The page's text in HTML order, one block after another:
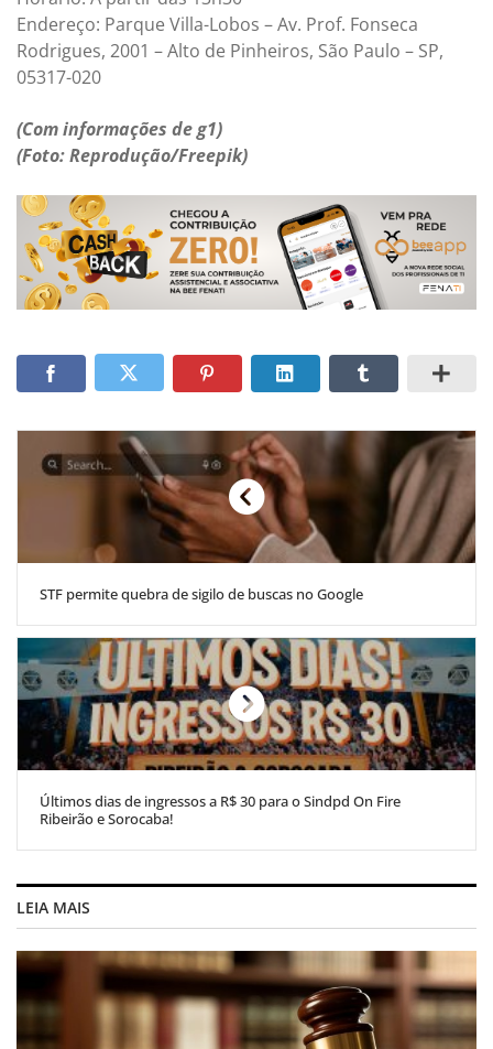
Endereço: Parque Villa-Lobos – Av. Prof. Fonseca
Rodrigues, 2001 – Alto de Pinheiros, São Paulo – SP,
05317-020
(Com informações de g1)
(Foto: Reprodução/Freepik)
STF permite quebra de sigilo de buscas no Google
Últimos dias de ingressos a R$ 30 para o Sindpd On Fire
Ribeirão e Sorocaba!
LEIA MAIS